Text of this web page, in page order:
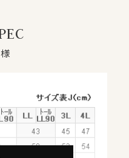
イ 】
（レダ）社の天然繊
なイタリア北部ビエラ
ーです。
ることによる生産の